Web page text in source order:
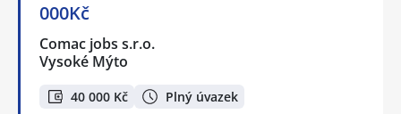
000Kč
Comac jobs s.r.o.
Vysoké Mýto
40 000 Kč Plný úvazek